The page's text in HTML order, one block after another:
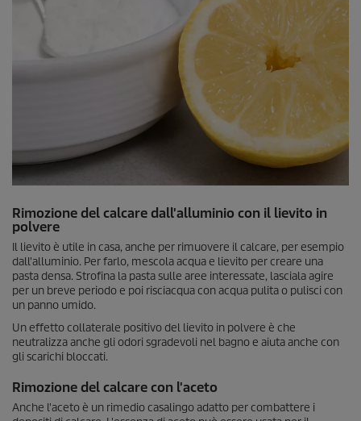
Rimozione del calcare dall'alluminio con il lievito in
polvere
Il lievito è utile in casa, anche per rimuovere il calcare, per esempio
dall'alluminio. Per farlo, mescola acqua e lievito per creare una
pasta densa. Strofina la pasta sulle aree interessate, lasciala agire
per un breve periodo e poi risciacqua con acqua pulita o pulisci con
un panno umido.
Un effetto collaterale positivo del lievito in polvere è che
neutralizza anche gli odori sgradevoli nel bagno e aiuta anche con
gli scarichi bloccati.
Rimozione del calcare con l'aceto
Anche l'aceto è un rimedio casalingo adatto per combattere i